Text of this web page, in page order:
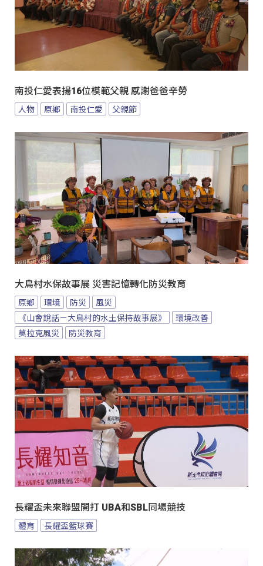
南投仁愛表揚16位模範父親 感謝爸爸辛勞
人物 原鄉 南投仁愛 父親節
大鳥村水保故事展 災害記憶轉化防災教育
原鄉 環境 防災
風災
《山會說話－大鳥村的水土保持故事展》
環境改善
莫拉克風災
防災教育
長耀盃未來聯盟開打 UBA和SBL同場競技
體育 長耀盃籃球賽